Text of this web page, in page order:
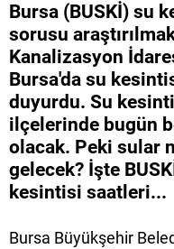
Bursa (BUSKİ) su
sorusu
Kanalizasyon
Bursa'da su
duyurdu. Su
ilçelerinde bugün
olacak. Peki sular
gelecek? İşte
kesintisi saatleri...
Bursa Büyükşehir